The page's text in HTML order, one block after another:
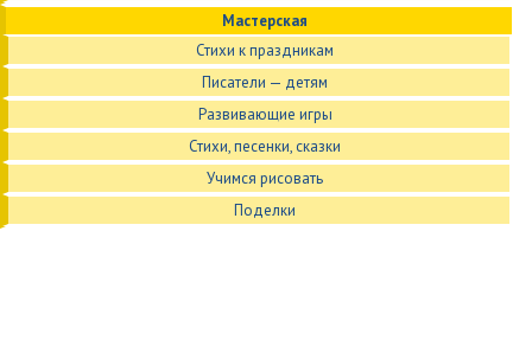
Мастерская
Стихи к праздникам
Писатели — детям
Развивающие игры
Стихи, песенки, сказки
Учимся рисовать
Поделки